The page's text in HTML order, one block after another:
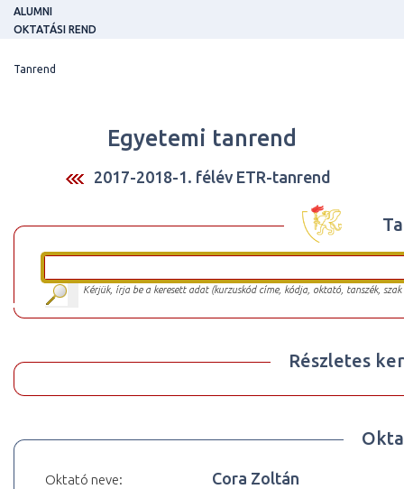
ALUMNI
OKTATÁSI REND
Tanrend
Egyetemi tanrend
2017-2018-1. félév ETR-tanrend
Kérjük, írja be a keresett adat (kurzuskód címe, kódja, oktató, tanszék,
Részletes
Oktató neve: Cora Zoltán